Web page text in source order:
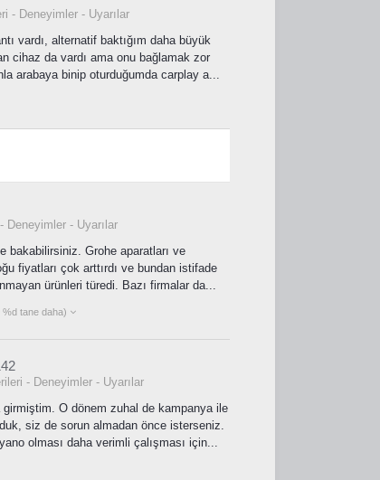
- Deneyimler - Uyarılar
vardı, alternatif baktığım daha büyük
cihaz da vardı ama onu bağlamak zor
arabaya binip oturduğumda carplay a...
Deneyimler - Uyarılar
bakabilirsiniz. Grohe aparatları ve
fiyatları çok arttırdı ve bundan istifade
ürünleri türedi. Bazı firmalar da...
%d tane daha)
- Deneyimler - Uyarılar
girmiştim. O dönem zuhal de kampanya ile
siz de sorun almadan önce isterseniz.
olması daha verimli çalışması için...